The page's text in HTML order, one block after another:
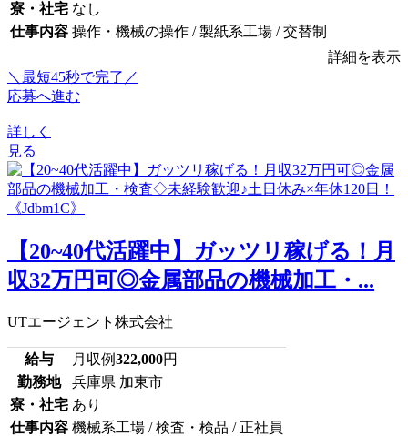
寮・社宅 なし
仕事内容 操作・機械の操作 / 製紙系工場 / 交替制
詳細を表示
＼最短45秒で完了／
応募へ進む
詳しく
見る
【20~40代活躍中】ガッツリ稼げる！月
収32万円可◎金属部品の機械加工・...
UTエージェント株式会社
給与 月収例322,000円
勤務地
兵庫県 加東市
寮・社宅 あり
仕事内容 機械系工場 / 検査・検品 / 正社員